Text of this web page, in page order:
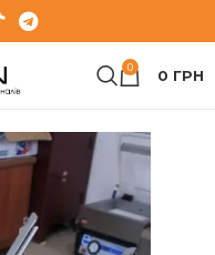
0 0 ГРН